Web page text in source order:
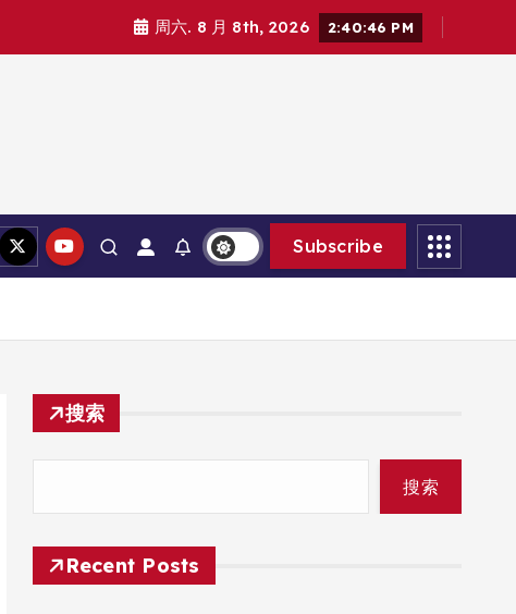
周六. 8 月 8th, 2026 2:40:47 PM
Subscribe
搜索
搜索
Recent Posts